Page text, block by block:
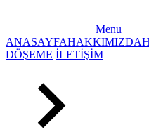
Menu
ANASAYFAHAKKIMIZDA
DÖŞEME İLETİŞİM